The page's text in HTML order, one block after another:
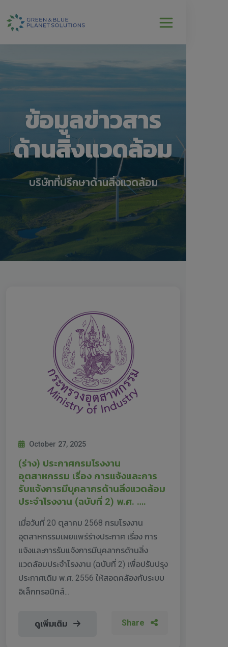
ข้อมูลข่าวสาร
ด้านสิ่งแวดล้อม
บริษัทที่ปรึกษาด้านสิ่งแวดล้อม
October 27, 2025
(ร่าง) ประกาศกรมโรงงาน
อุตสาหกรรม เรื่อง การแจ้งและการ
รับแจ้งการมีบุคลากรด้านสิ่งแวดล้อม
ประจำโรงงาน (ฉบับที่ 2) พ.ศ. ….
เมื่อวันที่ 20 ตุลาคม 2568 กรมโรงงาน
อุตสาหกรรมเผยแพร่ร่างประกาศ เรื่อง การ
แจ้งและการรับแจ้งการมีบุคลากรด้านสิ่ง
แวดล้อมประจำโรงงาน (ฉบับที่ 2) เพื่อปรับปรุง
ประกาศเดิม พ.ศ. 2556 ให้สอดคล้องกับระบบ
อิเล็กทรอนิกส์...
ดูเพิ่มเติม Share